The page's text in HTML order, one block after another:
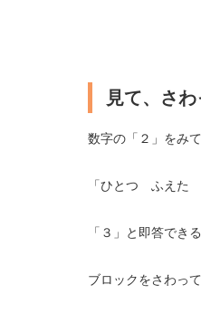
見て、さ
数字の「２」をみて
「ひとつ ふえた
「３」と即答でき
ブロックをさわっ